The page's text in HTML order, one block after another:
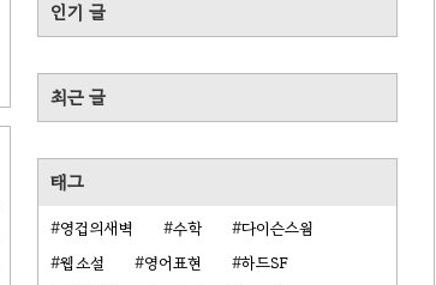
인기 글
최근 글
태그
영겁의새벽 수학
다이슨스웜
웹소설
영어표현
하드SF